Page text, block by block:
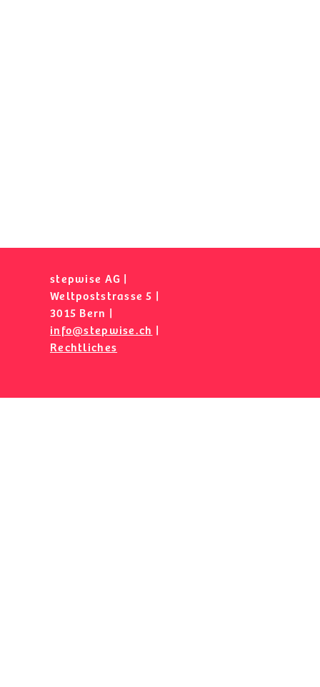
stepwise AG |
Weltpoststrasse 5 |
3015 Bern |
info@stepwise.ch |
Rechtliches